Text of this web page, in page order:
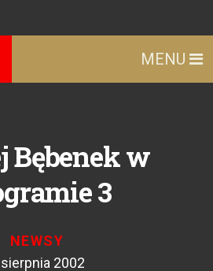
MENU
Bębenek w
3
NEWSY
2002